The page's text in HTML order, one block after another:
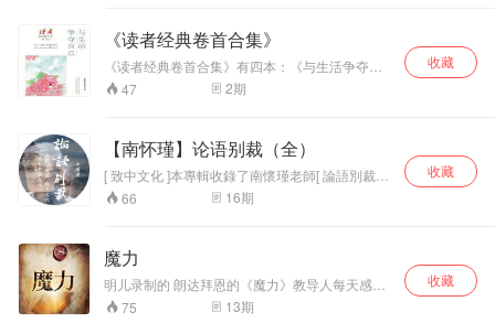
经典主要包括：《大学》《中庸》《论语》《孝
经》《弟子规》等，读经典可以让我们心情平
和、开启智慧、增强记忆、预防痴呆、增加气
质、树立正见、还可以练习普通话等等。让我们
一起来学习经典、感悟经典、分享 经典、成就幸
听。未来也会在蜻蜓fm做《大学》浅解的直播，
希望对大家有多帮助！
《读者经典卷首合集》
《读者经典卷首合集》有四本：《与生活争夺自
己》《你，是否敢于梦想》《站在烦恼里仰望幸
福》《你激起的水花可以掀动世界》。这是一套
情感，饱含哲思，让读者学会从新的角度看待和
体验庸碌的日常，进而让生活更富色彩和意义，
生命更加厚重和饱满。本套书的内容，堪称《读
者》创刊三十余年的的精华，《读者》创刊三十
余年，发行600余期，成为国人的心灵读本，这
外著名作家和诗人的作品，也有平民作家的作
品，但是无一例外，每一篇文章、每一首诗，都
非常精要、优美、真挚，相信读者们一定会感受
到好文字的温度和力度。
47 2期
收藏
【南怀瑾】论语别裁（全）
[ 致中文化 ]本專輯收錄了南懷瑾老師[ 論語別裁 ]
講課的所有音頻，欢迎大家学习下載。 [ 尋根中
國文化太美 ] [ 微信公眾號 致中文化 ]關注微信公
個一套。感恩。
66 16期
收藏
魔力
明儿录制的 朗达拜恩的《魔力》教导人每天感恩
功课 魔力中文版有声书
75 13期
收藏